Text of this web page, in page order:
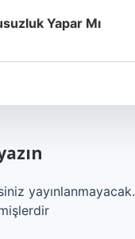
Yapar Mı
yayınlanmayacak.